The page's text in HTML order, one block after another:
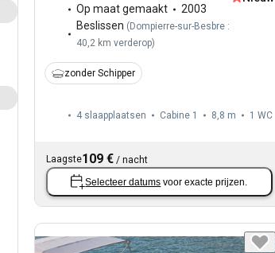
Op maat gemaakt
2003
Beslissen ( Dompierre-sur-Besbre :
40,2 km verderop)
zonder Schipper
4 slaapplaatsen Cabine 1 8,8 m 1 WC
Laagste109 € / nacht
Selecteer datums voor exacte prijzen.